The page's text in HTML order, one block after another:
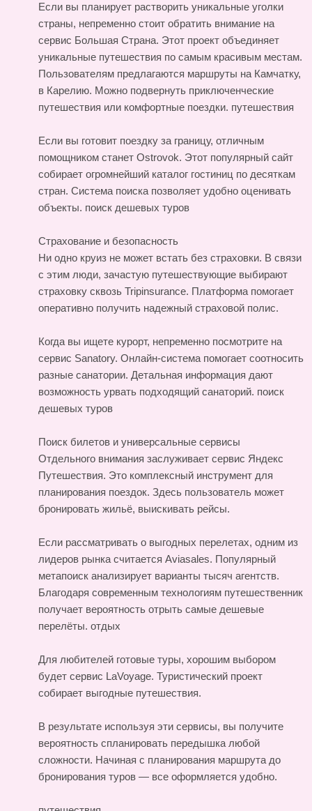
Если вы планирует растворить уникальные уголки
страны, непременно стоит обратить внимание на
сервис Большая Страна. Этот проект объединяет
уникальные путешествия по самым красивым местам.
Пользователям предлагаются маршруты на Камчатку,
в Карелию. Можно подвернуть приключенческие
путешествия или комфортные поездки. путешествия
Если вы готовит поездку за границу, отличным
помощником станет Ostrovok. Этот популярный сайт
собирает огромнейший каталог гостиниц по десяткам
стран. Система поиска позволяет удобно оценивать
объекты. поиск дешевых туров
Страхование и безопасность
Ни одно круиз не может встать без страховки. В связи
с этим люди, зачастую путешествующие выбирают
страховку сквозь Tripinsurance. Платформа помогает
оперативно получить надежный страховой полис.
Когда вы ищете курорт, непременно посмотрите на
сервис Sanatory. Онлайн-система помогает соотносить
разные санатории. Детальная информация дают
возможность урвать подходящий санаторий. поиск
дешевых туров
Поиск билетов и универсальные сервисы
Отдельного внимания заслуживает сервис Яндекс
Путешествия. Это комплексный инструмент для
планирования поездок. Здесь пользователь может
бронировать жильё, выискивать рейсы.
Если рассматривать о выгодных перелетах, одним из
лидеров рынка считается Aviasales. Популярный
метапоиск анализирует варианты тысяч агентств.
Благодаря современным технологиям путешественник
получает вероятность отрыть самые дешевые
перелёты. отдых
Для любителей готовые туры, хорошим выбором
будет сервис LaVoyage. Туристический проект
собирает выгодные путешествия.
В результате используя эти сервисы, вы получите
вероятность спланировать передышка любой
сложности. Начиная с планирования маршрута до
бронирования туров — все оформляется удобно.